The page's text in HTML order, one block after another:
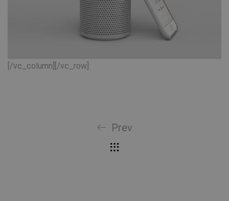
[/vc_column][/vc_row]
Prev